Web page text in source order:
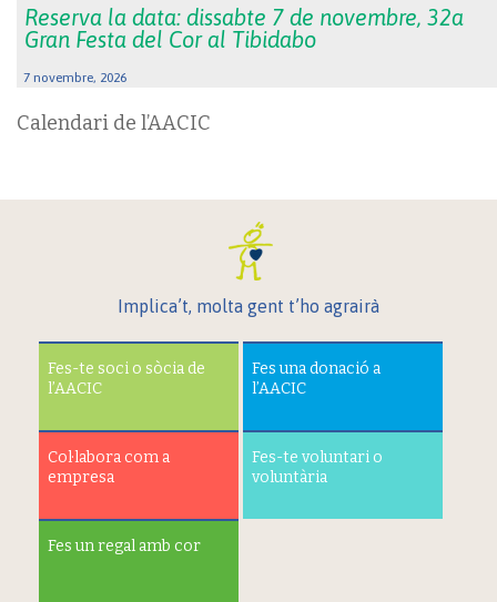
Reserva la data: dissabte 7 de novembre, 32a
Gran Festa del Cor al Tibidabo
7 novembre, 2026
Calendari de l’AACIC
Implica’t, molta gent t’ho agrairà
Fes-te soci o sòcia de
l’AACIC
Fes una donació a
l’AACIC
Col·labora com a
empresa
Fes-te voluntari o
voluntària
Fes un regal amb cor